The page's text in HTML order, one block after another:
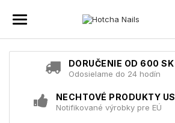
DORUČENIE OD 600
Odosielame do 24 hodín
NECHTOVÉ PRODUKTY
Notifikované výrobky pre EÚ